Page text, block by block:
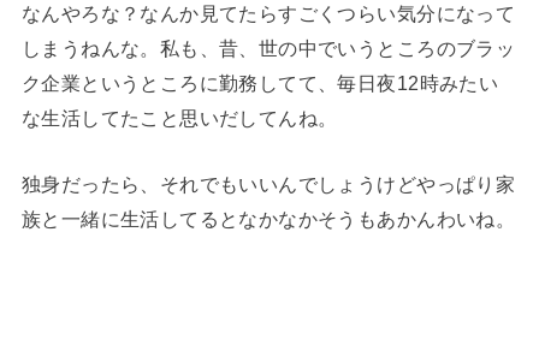
なんやろな？なんか見てたらすごくつらい気分になって
しまうねんな。私も、昔、世の中でいうところのブラッ
ク企業というところに勤務してて、毎日夜12時みたい
な生活してたこと思いだしてんね。
独身だったら、それでもいいんでしょうけどやっぱり家
族と一緒に生活してるとなかなかそうもあかんわいね。